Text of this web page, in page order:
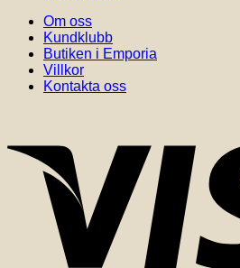
Om oss
Kundklubb
Butiken i Emporia
Villkor
Kontakta oss